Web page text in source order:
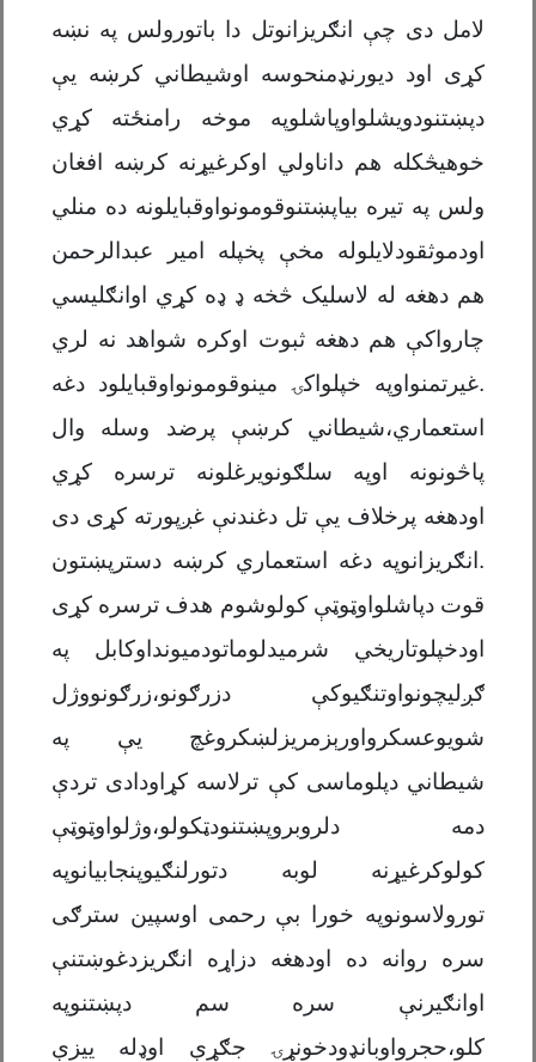
لامل دی چې انګریزانوتل دا باتورولس په نښه
کړی اود دیورنډمنحوسه اوشیطاني کرښه یې
دپښتنودویشلواوپاشلوپه موخه رامنځته کړي
خوهیڅکله هم داناولي اوکرغیړنه کرښه افغان
ولس په تیره بیاپښتنوقومونواوقبایلونه ده منلي
اودموثقودلایلوله مخې پخپله امیر عبدالرحمن
هم دهغه له لاسلیک څخه ډ ډه کړي اوانګلیسي
چارواکې هم دهغه ثبوت اوکره شواهد نه لري
.غیرتمنواوپه خپلواکۍ مینوقومونواوقبایلود دغه
استعماري،شیطاني کرښې پرضد وسله وال
پاڅونونه اوپه سلګونویرغلونه ترسره کړي
اودهغه پرخلاف یې تل دغندنې غږپورته کړی دی
.انګریزانوپه دغه استعماري کرښه دسترپښتون
قوت دپاشلواوټوټې کولوشوم هدف ترسره کړی
اودخپلوتاریخي شرمیدلوماتودمیونداوکابل په
ګږلیچونواوتنګیوکې دزرګونو،زرګونووژل
شویوعسکرواورېزمریزلښکروغچ یې په
شیطاني دپلوماسی کې ترلاسه کړاودادی تردې
دمه دلروبروپښتنودټکولو،وژلواوټوټې
کولوکرغیړنه لوبه دتورلنګیوپنجابیانوپه
تورولاسونوپه خورا بې رحمی اوسپین سترګی
سره روانه ده اودهغه دزاړه انګریزدغوښتنې
اوانګیرنې سره سم دپښتنوپه
کلو،حجرواوبانډودخونړۍ جګړې اوډله ییزې